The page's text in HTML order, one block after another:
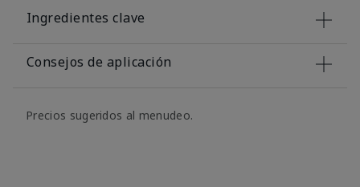
Ingredientes clave
Consejos de aplicación
Precios sugeridos al menudeo.